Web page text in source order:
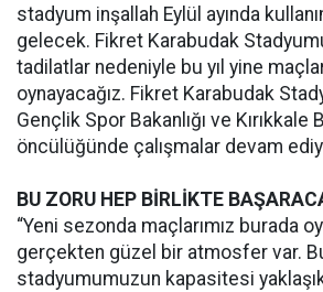
stadyum inşallah Eylül ayında
gelecek. Fikret Karabudak
tadilatlar nedeniyle bu yıl yine
oynayacağız. Fikret Karabudak
Gençlik Spor Bakanlığı ve Kırıkkale
öncülüğünde çalışmalar devam
BU ZORU HEP BİRLİKTE
“Yeni sezonda maçlarımız burada
gerçekten güzel bir atmosfer var.
stadyumumuzun kapasitesi